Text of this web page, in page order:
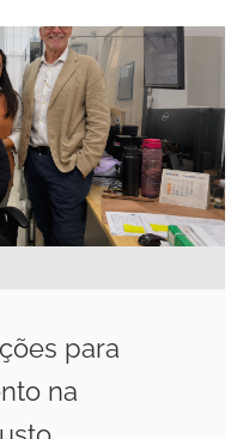
para
na